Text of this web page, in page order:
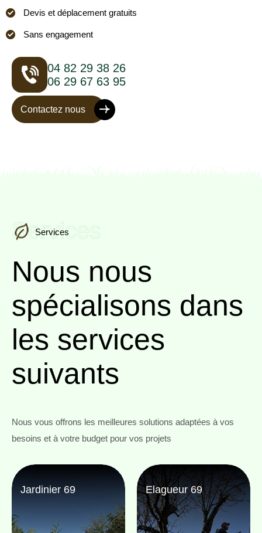
Devis et déplacement gratuits
Sans engagement
04 82 29 38 26
06 29 67 63 95
Contactez nous
Services
Services
Nous nous
spécialisons dans
les services
suivants
Nous vous offrons les meilleures solutions adaptées à vos
besoins et à votre budget pour vos projets
Jardinier 69 Elagueur 69